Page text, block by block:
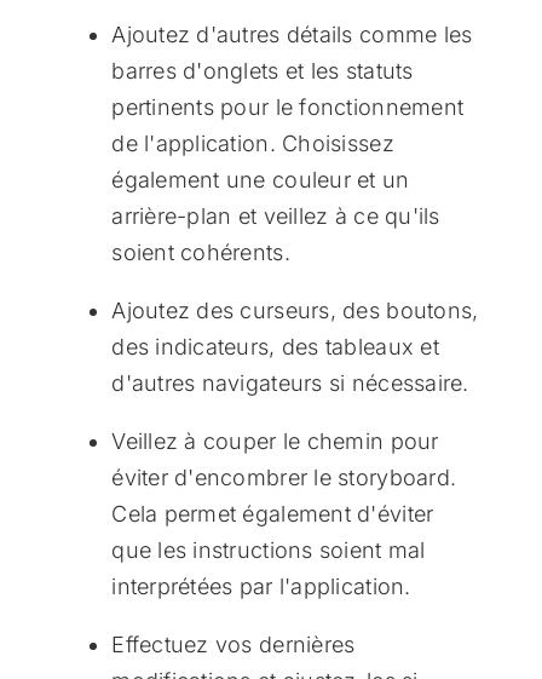
Ajoutez d'autres détails comme les
barres d'onglets et les statuts
pertinents pour le fonctionnement
de l'application. Choisissez
également une couleur et un
arrière-plan et veillez à ce qu'ils
soient cohérents.
Ajoutez des curseurs, des boutons,
des indicateurs, des tableaux et
d'autres navigateurs si nécessaire.
Veillez à couper le chemin pour
éviter d'encombrer le storyboard.
Cela permet également d'éviter
que les instructions soient mal
interprétées par l'application.
Effectuez vos dernières